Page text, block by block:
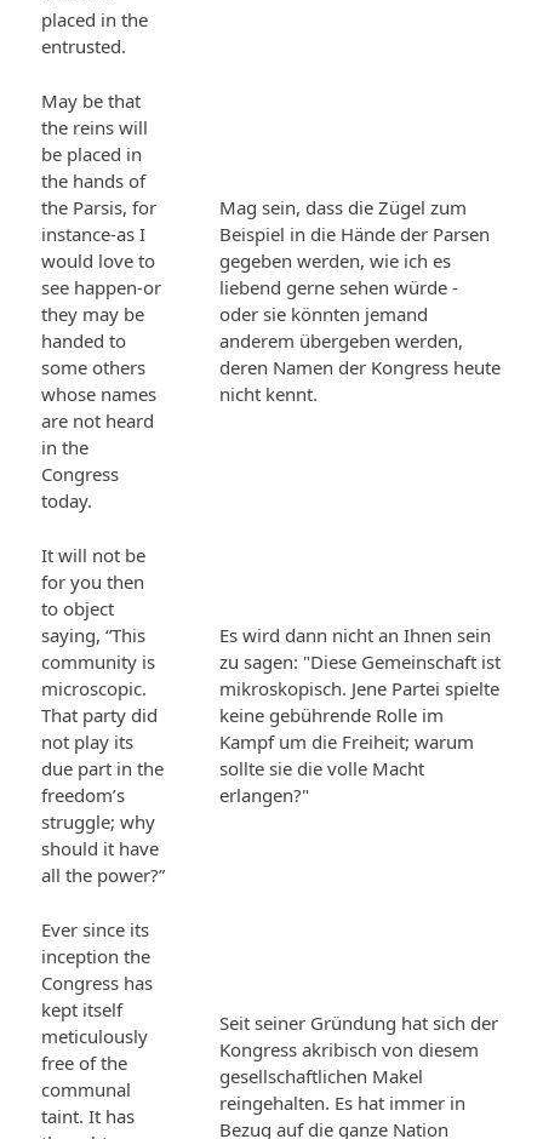
placed in the
entrusted.
May be that
the reins will
be placed in
the hands of
the Parsis, for
instance-as I
would love to
see happen-or
they may be
handed to
some others
whose names
are not heard
in the
Congress
today.
Mag sein, dass die Zügel zum
Beispiel in die Hände der Parsen
gegeben werden, wie ich es
liebend gerne sehen würde -
oder sie könnten jemand
anderem übergeben werden,
deren Namen der Kongress heute
nicht kennt.
It will not be
for you then
to object
saying, “This
community is
microscopic.
That party did
not play its
due part in the
freedom’s
struggle; why
should it have
all the power?”
Es wird dann nicht an Ihnen sein
zu sagen: "Diese Gemeinschaft ist
mikroskopisch. Jene Partei spielte
keine gebührende Rolle im
Kampf um die Freiheit; warum
sollte sie die volle Macht
erlangen?"
Ever since its
inception the
Congress has
kept itself
meticulously
free of the
communal
taint. It has
Seit seiner Gründung hat sich der
Kongress akribisch von diesem
gesellschaftlichen Makel
reingehalten. Es hat immer in
Bezug auf die ganze Nation